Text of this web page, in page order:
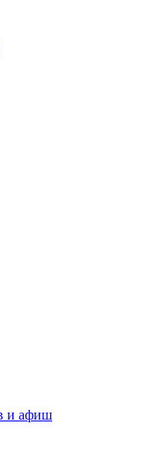
и афиш